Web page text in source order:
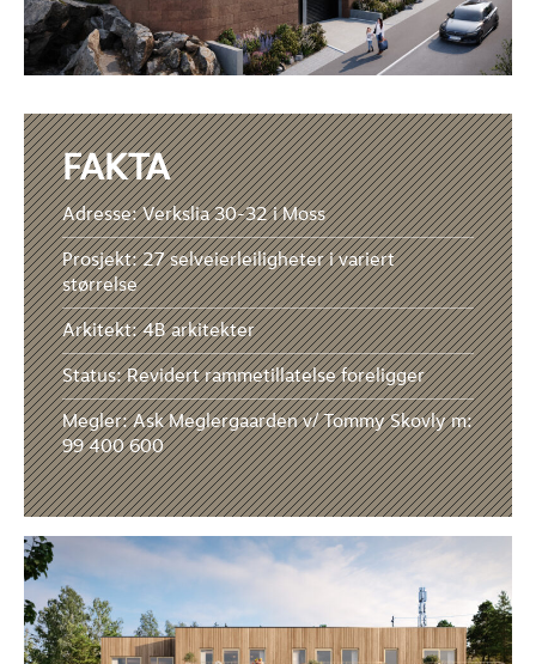
FAKTA
Adresse: Verkslia 30-32 i Moss
Prosjekt: 27 selveierleiligheter i variert
størrelse
Arkitekt: 4B arkitekter
Status: Revidert rammetillatelse foreligger
Megler: Ask Meglergaarden v/ Tommy Skovly m:
99 400 600